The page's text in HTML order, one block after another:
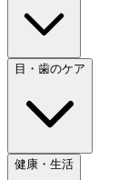
目・歯のケア
健康・生活